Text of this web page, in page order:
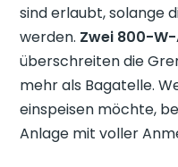
sind erlaubt, solange
werden. Zwei 800-
überschreiten die
mehr als Bagatelle.
einspeisen möchte,
Anlage mit voller